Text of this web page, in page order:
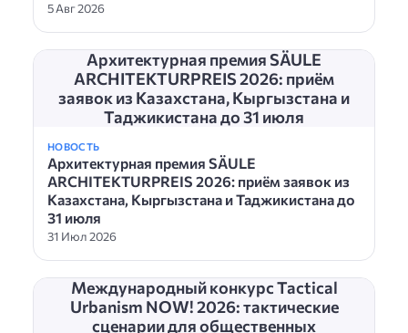
5 Авг 2026
Архитектурная премия SÄULE
ARCHITEKTURPREIS 2026: приём
заявок из Казахстана, Кыргызстана и
Таджикистана до 31 июля
НОВОСТЬ
Архитектурная премия SÄULE
ARCHITEKTURPREIS 2026: приём заявок из
Казахстана, Кыргызстана и Таджикистана до
31 июля
31 Июл 2026
Международный конкурс Tactical
Urbanism NOW! 2026: тактические
сценарии для общественных